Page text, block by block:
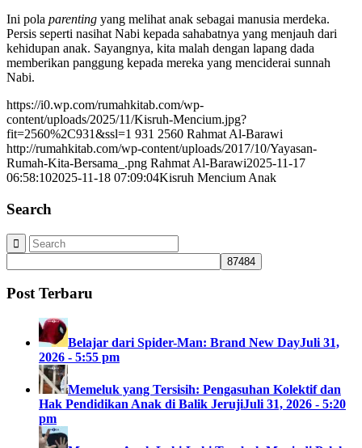
Ini pola parenting yang melihat anak sebagai manusia merdeka.
Persis seperti nasihat Nabi kepada sahabatnya yang menjauh dari
kehidupan anak. Sayangnya, kita malah dengan lapang dada
memberikan panggung kepada mereka yang menciderai sunnah
Nabi.
https://i0.wp.com/rumahkitab.com/wp-
content/uploads/2025/11/Kisruh-Mencium.jpg?
fit=2560%2C931&ssl=1 931 2560 Rahmat Al-Barawi
http://rumahkitab.com/wp-content/uploads/2017/10/Yayasan-
Rumah-Kita-Bersama_.png Rahmat Al-Barawi2025-11-17
06:58:102025-11-18 07:09:04Kisruh Mencium Anak
Search
Post Terbaru
Belajar dari Spider-Man: Brand New DayJuli 31,
2026 - 5:55 pm
Memeluk yang Tersisih: Pengasuhan Kolektif dan
Hak Pendidikan Anak di Balik JerujiJuli 31, 2026 - 5:20
pm